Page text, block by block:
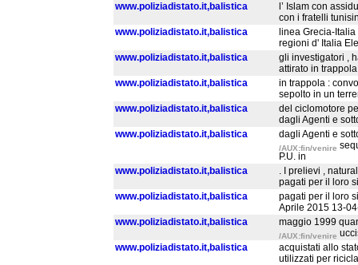
www.poliziadistato.it,balistica
l’ Islam con
con i fratelli
www.poliziadistato.it,balistica
linea Grecia-
regioni d' Italia
www.poliziadistato.it,balistica
gli investigatori ,
attirato in
www.poliziadistato.it,balistica
in trappola :
sepolto in un
www.poliziadistato.it,balistica
del ciclomotore
dagli Agenti e
www.poliziadistato.it,balistica
dagli Agenti e
/AUX:fin/venire
P.U. in
www.poliziadistato.it,balistica
. I prelievi ,
pagati per il loro
www.poliziadistato.it,balistica
pagati per il loro
Aprile 2015 13-
www.poliziadistato.it,balistica
maggio 1999
/AUX:fin/venire
www.poliziadistato.it,balistica
acquistati allo
utilizzati per